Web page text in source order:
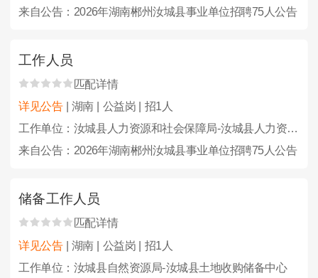
来自公告：2026年湖南郴州汝城县事业单位招聘75人公告
工作人员
匹配详情
详见公告
| 湖南 | 公益岗 | 招1人
工作单位：汝城县人力资源和社会保障局-汝城县人力资源和社会保障信息中心
来自公告：2026年湖南郴州汝城县事业单位招聘75人公告
储备工作人员
匹配详情
详见公告 | 湖南 | 公益岗 | 招1人
工作单位：汝城县自然资源局-汝城县土地收购储备中心